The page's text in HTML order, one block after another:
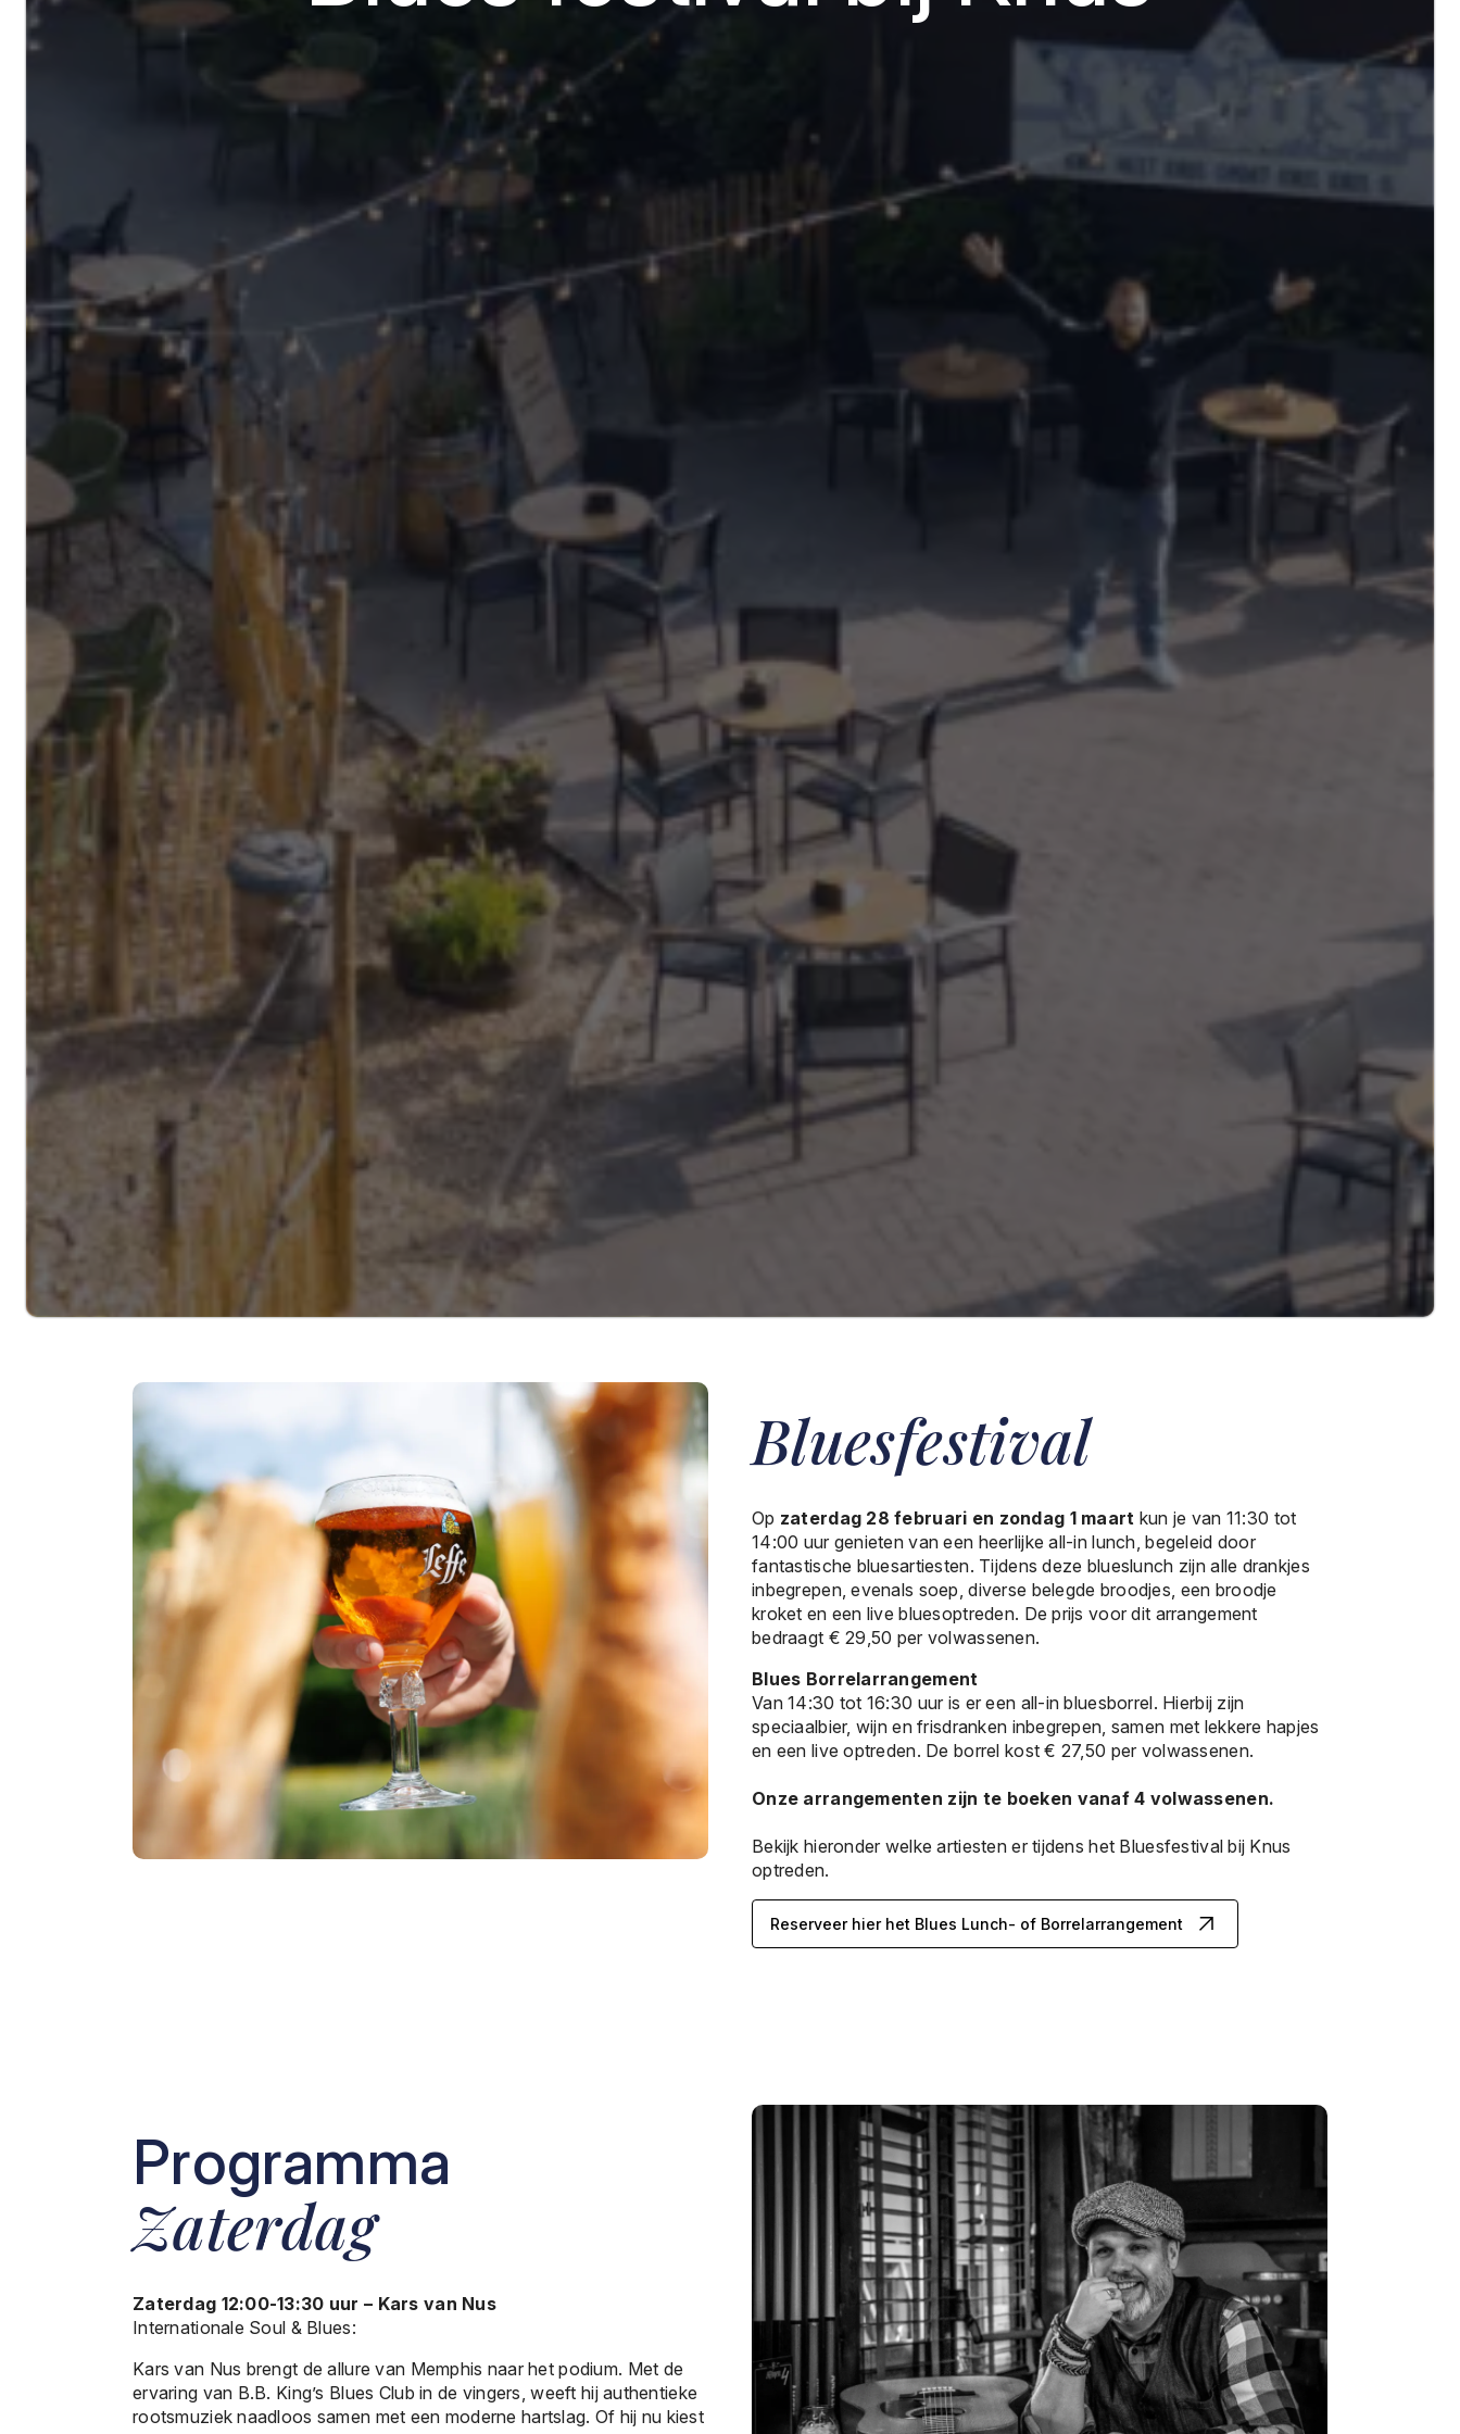
Bluesfestival
Op zaterdag 28 februari en zondag 1 maart kun je van 11:30 tot
14:00 uur genieten van een heerlijke all-in lunch, begeleid door
fantastische bluesartiesten. Tijdens deze blueslunch zijn alle drankjes
inbegrepen, evenals soep, diverse belegde broodjes, een broodje
kroket en een live bluesoptreden. De prijs voor dit arrangement
bedraagt € 29,50 per volwassenen.
Blues Borrelarrangement
Van 14:30 tot 16:30 uur is er een all-in bluesborrel. Hierbij zijn
speciaalbier, wijn en frisdranken inbegrepen, samen met lekkere hapjes
en een live optreden. De borrel kost € 27,50 per volwassenen.
Onze arrangementen zijn te boeken vanaf 4 volwassenen.
Bekijk hieronder welke artiesten er tijdens het Bluesfestival bij Knus
optreden.
Reserveer hier het Blues Lunch- of Borrelarrangement
Programma
Zaterdag
Zaterdag 12:00-13:30 uur – Kars van Nus
Internationale Soul & Blues:
Kars van Nus brengt de allure van Memphis naar het podium. Met de
ervaring van B.B. King’s Blues Club in de vingers, weeft hij authentieke
rootsmuziek naadloos samen met een moderne hartslag. Of hij nu kiest